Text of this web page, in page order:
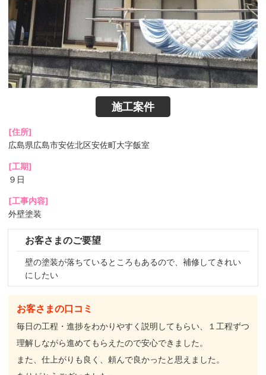
施工案件
[住所]
広島県広島市安佐北区安佐町大字飯室
[工期]
９日
[工事内容]
外壁塗装
お客さまのご要望
壁の塗装が落ちているところもあるので、補修してきれい
にしたい
お客さまの口コミ
毎日の工程・進捗をわかりやすく説明してもらい、１工程ずつ
理解しながら進めてもらえたので安心できました。
また、仕上がりも良く、頼んで良かったと思えました。